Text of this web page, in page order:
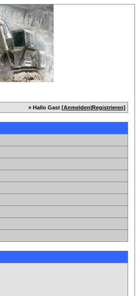
» Hallo Gast [Anmelden|Registrieren]